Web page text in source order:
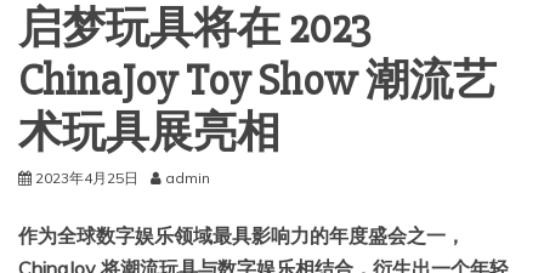
启梦玩具将在 2023
ChinaJoy Toy Show 潮流艺
术玩具展亮相
2023年4月25日 admin
作为全球数字娱乐领域最具影响力的年度盛会之一，
ChinaJoy 将潮流玩具与数字娱乐相结合，衍生出一个年轻